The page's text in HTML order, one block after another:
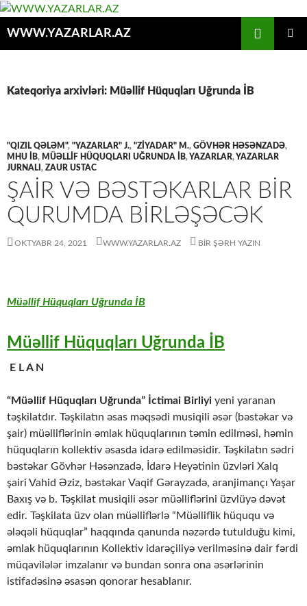
WWW.YAZARLAR.AZ
Kateqoriya arxivləri: Müəllif Hüquqları Uğrunda İB
"QIZIL QƏLƏM", "YAZARLAR" J., "ZİYADAR" M., GÖVHƏR HƏSƏNZADƏ,
MHU İB, MÜƏLLIF HÜQUQLARI UĞRUNDA İB,YAZARLAR,YAZARLAR
JURNALI , ZAUR USTAC
ŞAİR VƏ BƏSTƏKARLAR BİR
QURUMDA BİRLƏŞƏCƏK
OKTYABR 24, 2021 WWW.YAZARLAR.AZ BIR ŞƏRH YAZIN
Müəllif Hüquqları Uğrunda İB
Müəllif Hüquqları Uğrunda İB
E L A N
“Müəllif Hüquqları Uğrunda” İctimai Birliyi yeni yaranan
təşkilatdır. Təşkilatın əsas məqsədi musiqili əsər (bəstəkar və
şair) müəlliflərinin əmlak hüquqlarının təmin edilməsi, həmin
hüquqların kollektiv əsasda idarə edilməsidir. Təşkilatın sədri
bəstəkar Gövhər Həsənzadə, İdarə Heyətinin üzvləri Xalq
şairi Vahid Əziz, bəstəkar Vaqif Gərayzadə, aranjimançı Yaşar
Baxış və b. Təşkilat musiqili əsər müəlliflərini üzvlüyə dəvət
edir. Təşkilata üzv olan müəlliflərlə “Müəlliflik hüququ və
ələqəli hüquqlar” haqqında qanunda nəzərdə tutulduğu kimi,
əmlak hüquqlarının Kollektiv idarəçiliyə verilməsinə dair fərdi
müqavilələr imzalanır və bundan sonra ona əsərlərinin
istifadəsinə əsasən qonorar hesablanır.